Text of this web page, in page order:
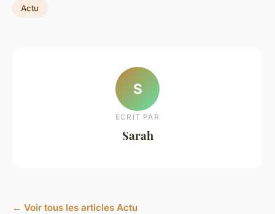
Actu
S
ECRIT PAR
Sarah
← Voir tous les articles Actu